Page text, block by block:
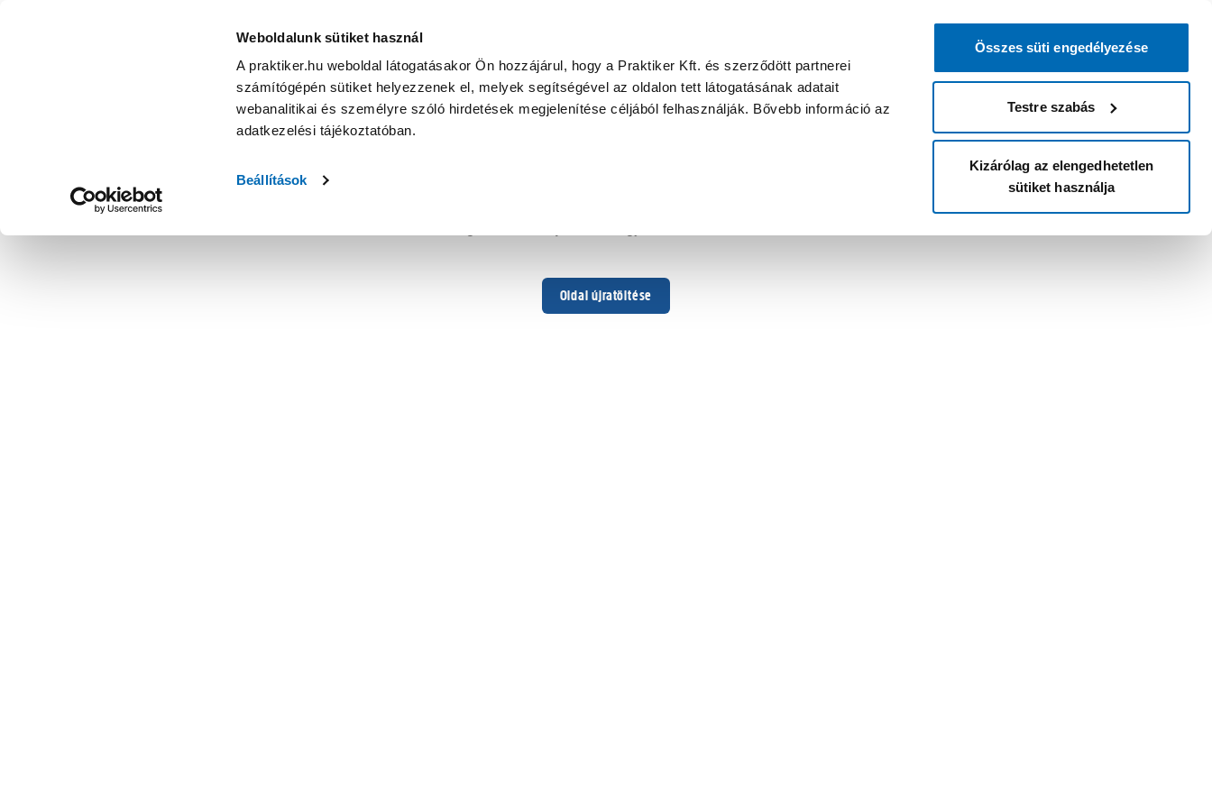
Weboldalunk sütiket használ
A praktiker.hu weboldal látogatásakor Ön hozzájárul, hogy a Praktiker Kft. és szerződött partnerei
számítógépén sütiket helyezzenek el, melyek segítségével az oldalon tett látogatásának adatait
webanalitikai és személyre szóló hirdetések megjelenítése céljából felhasználják. Bővebb információ az
adatkezelési tájékoztatóban.
Beállítások
Összes süti engedélyezése
Testre szabás
Kizárólag az elengedhetetlen
sütiket használja
Oldal újratöltése